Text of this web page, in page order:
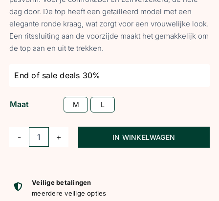
dag door. De top heeft een getailleerd model met een
elegante ronde kraag, wat zorgt voor een vrouwelijke look.
Een ritssluiting aan de voorzijde maakt het gemakkelijk om
de top aan en uit te trekken.
End of sale deals 30%
Maat M L
HV
HVPNancy
Navy
IN WINKELWAGEN
Veilige betalingen
meerdere veilige opties